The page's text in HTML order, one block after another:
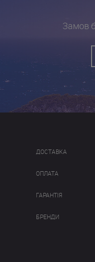
Замов
ДОСТАВКА
ОПЛАТА
ГАРАНТІЯ
БРЕНДИ